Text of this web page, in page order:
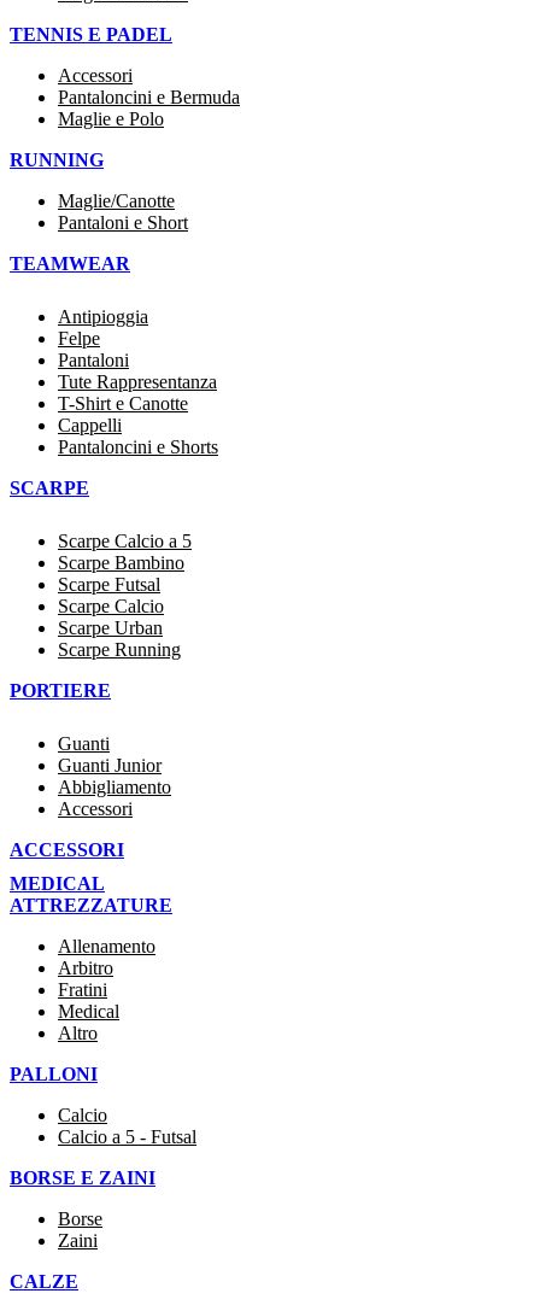
TENNIS E PADEL
Accessori
Pantaloncini e Bermuda
Maglie e Polo
RUNNING
Maglie/Canotte
Pantaloni e Short
TEAMWEAR
Antipioggia
Felpe
Pantaloni
Tute Rappresentanza
T-Shirt e Canotte
Cappelli
Pantaloncini e Shorts
SCARPE
Scarpe Calcio a 5
Scarpe Bambino
Scarpe Futsal
Scarpe Calcio
Scarpe Urban
Scarpe Running
PORTIERE
Guanti
Guanti Junior
Abbigliamento
Accessori
ACCESSORI
MEDICAL
ATTREZZATURE
Allenamento
Arbitro
Fratini
Medical
Altro
PALLONI
Calcio
Calcio a 5 - Futsal
BORSE E ZAINI
Borse
Zaini
CALZE